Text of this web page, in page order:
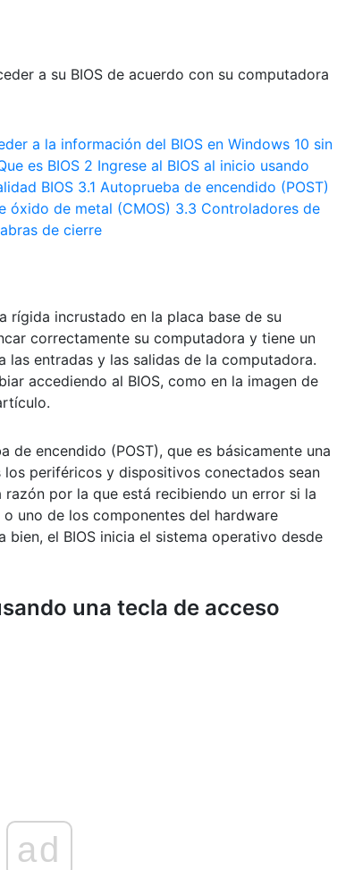
a su BIOS de acuerdo con su computadora
a la información del BIOS en Windows 10 sin
es BIOS 2 Ingrese al BIOS al inicio usando
BIOS 3.1 Autoprueba de encendido (POST)
óxido de metal (CMOS) 3.3 Controladores de
de cierre
rígida incrustado en la placa base de su
correctamente su computadora y tiene un
entradas y las salidas de la computadora.
accediendo al BIOS, como en la imagen de
de encendido (POST), que es básicamente una
periféricos y dispositivos conectados sean
por la que está recibiendo un error si la
uno de los componentes del hardware
el BIOS inicia el sistema operativo desde
una tecla de acceso
ad